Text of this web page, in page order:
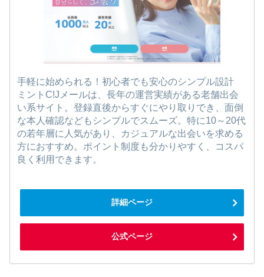
手軽に始められる！初心者でも安心のシンプル設計
ミントC!Jメールは、長年の運営実績がある老舗出会
い系サイト。登録直後からすぐにやり取りでき、面倒
な本人確認などもシンプルでスムーズ。特に10～20代
の若年層に人気があり、カジュアルな出会いを求める
方におすすめ。ポイント制度も分かりやすく、コスパ
良く利用できます。
詳細ページ
公式ページ